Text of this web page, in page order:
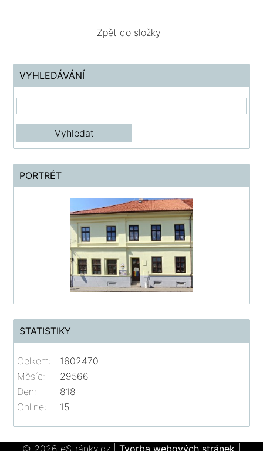
Zpět do složky
VYHLEDÁVÁNÍ
PORTRÉT
STATISTIKY
Online: 15
Celkem:
1602470
Měsíc:
29566
Den:
818
© 2026 eStránky.cz Tvorba webových stránek